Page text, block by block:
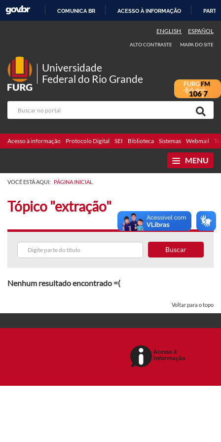
COMUNICA BR ACESSO À INFORMAÇÃO
ENGLISH ESPAÑOL
ALTO CONTRASTE MAPA DO SITE
Universidade
Federal do Rio Grande
Acesso à informação Protocolo Digital SEI Biblioteca Sistemas Webmail
MENU
VOCÊ ESTÁ AQUI: PÁGINA INICIAL
Tópico "extração"
Buscar
Nenhum resultado encontrado =(
Voltar para o topo